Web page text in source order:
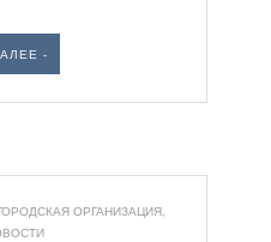
-
ОРГАНИЗАЦИЯ,